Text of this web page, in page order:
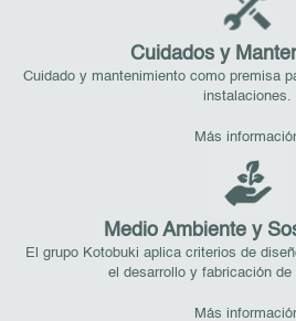
Cuidados y
Cuidado y mantenimiento como premisa
instalaciones.
Más
Medio Ambiente y
El grupo Kotobuki aplica criterios de
el desarrollo y fabricación de
Más